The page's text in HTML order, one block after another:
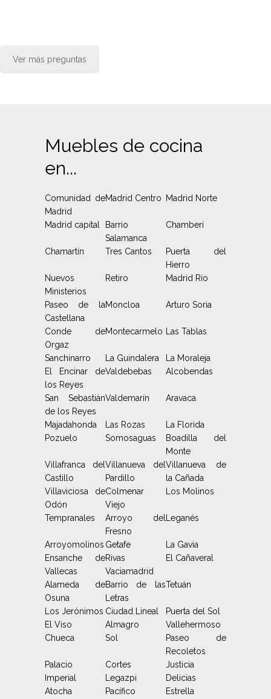
Ver más preguntas
Muebles de cocina
en...
Comunidad de
Madrid
Madrid Centro Madrid Norte
Madrid capital
Barrio
Salamanca
Chamberí
Chamartín Tres Cantos
Puerta del
Hierro
Nuevos
Ministerios
Retiro Madrid Río
Paseo de la
Castellana
Moncloa Arturo Soria
Conde de
Orgaz
Montecarmelo Las Tablas
Sanchinarro La Guindalera
La Moraleja
El Encinar de
los Reyes
Valdebebas Alcobendas
San Sebastián
de los Reyes
Valdemarín Aravaca
Majadahonda Las Rozas
La Florida
Pozuelo
Somosaguas
Boadilla del
Monte
Villafranca del
Castillo
Villanueva del
Pardillo
Villanueva de
la Cañada
Villaviciosa de
Odón
Colmenar
Viejo
Los Molinos
Tempranales
Arroyo del
Fresno
Leganés
Arroyomolinos Getafe
La Gavia
Ensanche de
Vallecas
Rivas
Vaciamadrid
El Cañaveral
Alameda de
Osuna
Barrio de las
Letras
Tetuán
Los Jerónimos Ciudad Lineal
Puerta del Sol
El Viso
Almagro
Vallehermoso
Chueca
Sol
Paseo de
Recoletos
Palacio
Cortes
Justicia
Imperial
Legazpi
Delicias
Atocha
Pacífico
Estrella